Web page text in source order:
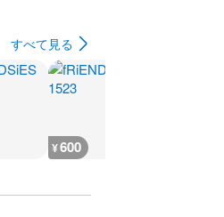
すべて見る
¥600